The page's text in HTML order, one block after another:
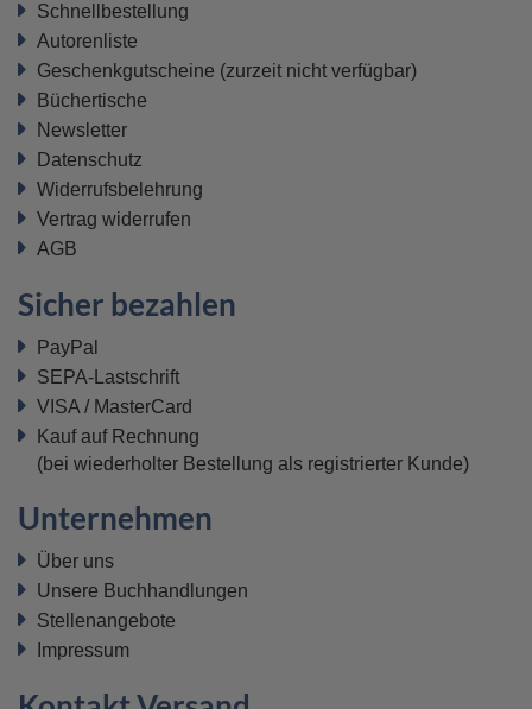
Schnellbestellung
Autorenliste
Geschenkgutscheine (zurzeit nicht verfügbar)
Büchertische
Newsletter
Datenschutz
Widerrufsbelehrung
Vertrag widerrufen
AGB
Sicher bezahlen
PayPal
SEPA-Lastschrift
VISA / MasterCard
Kauf auf Rechnung
(bei wiederholter Bestellung als registrierter Kunde)
Unternehmen
Über uns
Unsere Buchhandlungen
Stellenangebote
Impressum